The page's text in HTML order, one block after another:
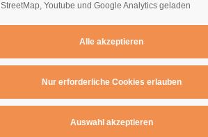
: Teil 1
: Teil 1
Youtube und Google Analytics geladen